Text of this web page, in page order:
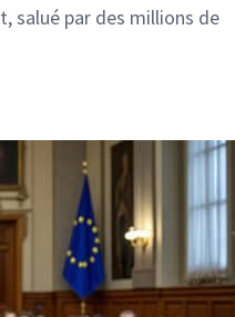
salué par des millions de